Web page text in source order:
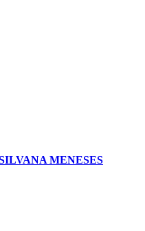
MENESES